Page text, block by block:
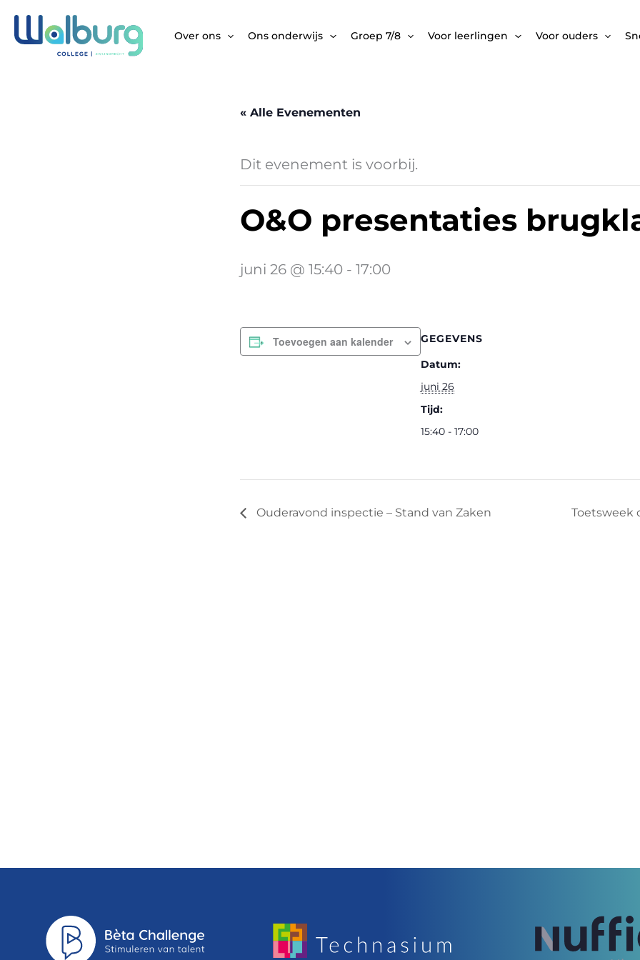
Ga
naar
Over ons Ons onderwijs Groep 7/8 Voor leerlingen Voor ouders
« Alle Evenementen
Dit evenement is voorbij.
O&O presentaties
juni 26 @ 15:40 - 17:00
Toevoegen aan kalender
GEGEVENS
Datum:
juni 26
Tijd:
15:40 - 17:00
Ouderavond inspectie – Stand van Zaken Toetsweek